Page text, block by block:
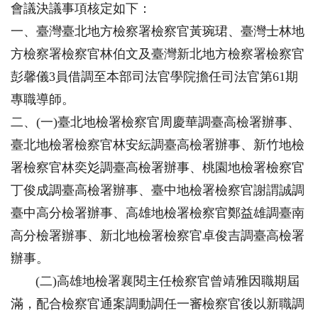
會議決議事項核定如下：
一、臺灣臺北地方檢察署檢察官黃琬珺、臺灣士林地
方檢察署檢察官林伯文及臺灣新北地方檢察署檢察官
彭馨儀3員借調至本部司法官學院擔任司法官第61期
專職導師。
二、(一)臺北地檢署檢察官周慶華調臺高檢署辦事、
臺北地檢署檢察官林安紜調臺高檢署辦事、新竹地檢
署檢察官林奕彣調臺高檢署辦事、桃園地檢署檢察官
丁俊成調臺高檢署辦事、臺中地檢署檢察官謝謂誠調
臺中高分檢署辦事、高雄地檢署檢察官鄭益雄調臺南
高分檢署辦事、新北地檢署檢察官卓俊吉調臺高檢署
辦事。
(二)高雄地檢署襄閱主任檢察官曾靖雅因職期屆
滿，配合檢察官通案調動調任一審檢察官後以新職調